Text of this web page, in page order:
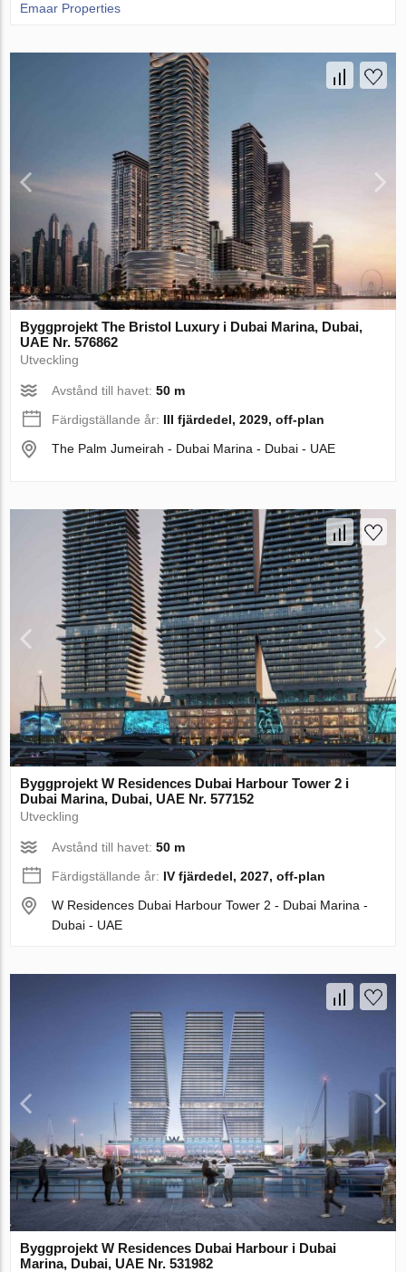
Emaar Properties
Byggprojekt The Bristol Luxury i Dubai Marina, Dubai,
UAE Nr. 576862
Utveckling
Avstånd till havet:50 m
Färdigställande år: III fjärdedel, 2029, off-plan
The Palm Jumeirah - Dubai Marina - Dubai - UAE
Byggprojekt W Residences Dubai Harbour Tower 2 i
Dubai Marina, Dubai, UAE Nr. 577152
Utveckling
Avstånd till havet:50 m
Färdigställande år: IV fjärdedel, 2027, off-plan
W Residences Dubai Harbour Tower 2 - Dubai Marina -
Dubai - UAE
Byggprojekt W Residences Dubai Harbour i Dubai
Marina, Dubai, UAE Nr. 531982